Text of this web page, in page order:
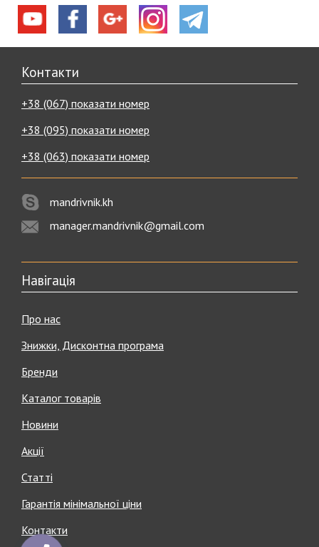
Контакти
+38 (067) показати номер
+38 (095) показати номер
+38 (063) показати номер
mandrivnik.kh
manager.mandrivnik@gmail.com
Навігація
Про нас
Знижки, Дисконтна програма
Бренди
Каталог товарів
Новини
Акції
Статті
Гарантія мінімальної ціни
Контакти